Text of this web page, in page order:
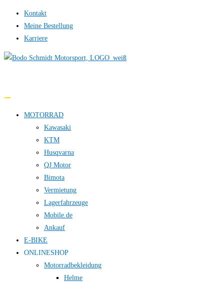
Zum
Inhalt
springen
Kontakt
Meine Bestellung
Karriere
MOTORRAD
Kawasaki
KTM
Husqvarna
QJ Motor
Bimota
Vermietung
Lagerfahrzeuge
Mobile.de
Ankauf
E-BIKE
ONLINESHOP
Motorradbekleidung
Helme